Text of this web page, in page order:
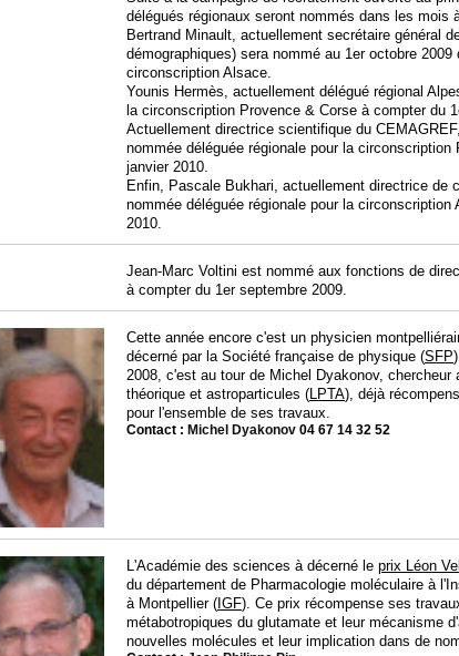
délégués régionaux seront nommés dans les mois
Bertrand Minault, actuellement secrétaire général
démographiques) sera nommé au 1er octobre 2009
circonscription Alsace.
Younis Hermès, actuellement délégué régional
la circonscription Provence & Corse à compter du
Actuellement directrice scientifique du
nommée déléguée régionale pour la circonscription
janvier 2010.
Enfin, Pascale Bukhari, actuellement directrice de
nommée déléguée régionale pour la
2010.
Jean-Marc Voltini est nommé aux fonctions de
à compter du 1er septembre 2009.
Cette année encore c'est un physicien
décerné par la Société française de physique (SFP
2008, c'est au tour de Michel Dyakonov, chercheur
théorique et astroparticules (LPTA), déjà
pour l'ensemble de ses travaux.
Contact : Michel Dyakonov 04 67 14 32 52
L'Académie des sciences à décerné le prix Léon
du département de Pharmacologie moléculaire à
à Montpellier ( IGF). Ce prix récompense ses
métabotropiques du glutamate et leur mécanisme
nouvelles molécules et leur implication dans de